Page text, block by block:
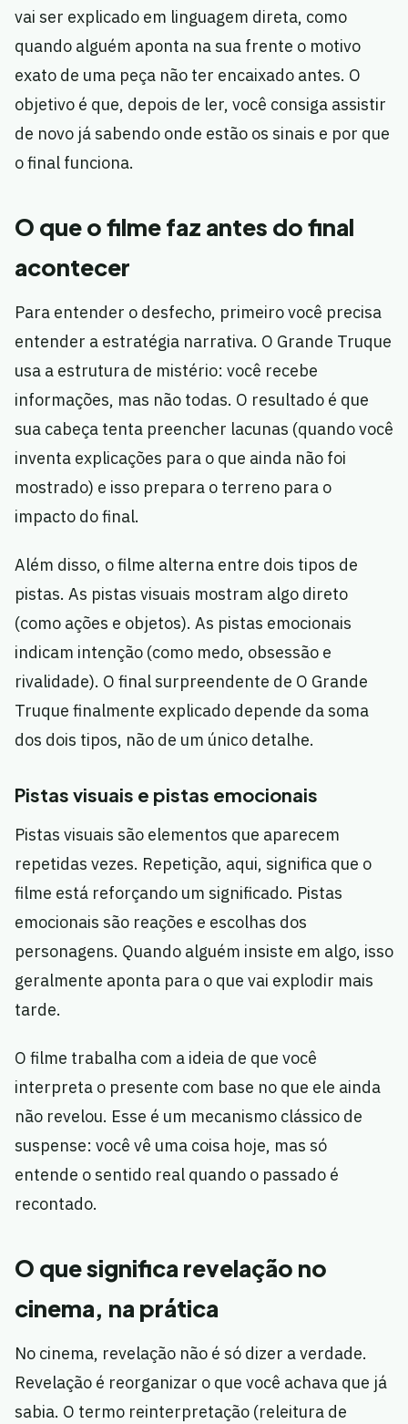
vai ser explicado em linguagem direta, como
quando alguém aponta na sua frente o motivo
exato de uma peça não ter encaixado antes. O
objetivo é que, depois de ler, você consiga assistir
de novo já sabendo onde estão os sinais e por que
o final funciona.
O que o filme faz antes do final
acontecer
Para entender o desfecho, primeiro você precisa
entender a estratégia narrativa. O Grande Truque
usa a estrutura de mistério: você recebe
informações, mas não todas. O resultado é que
sua cabeça tenta preencher lacunas (quando você
inventa explicações para o que ainda não foi
mostrado) e isso prepara o terreno para o
impacto do final.
Além disso, o filme alterna entre dois tipos de
pistas. As pistas visuais mostram algo direto
(como ações e objetos). As pistas emocionais
indicam intenção (como medo, obsessão e
rivalidade). O final surpreendente de O Grande
Truque finalmente explicado depende da soma
dos dois tipos, não de um único detalhe.
Pistas visuais e pistas emocionais
Pistas visuais são elementos que aparecem
repetidas vezes. Repetição, aqui, significa que o
filme está reforçando um significado. Pistas
emocionais são reações e escolhas dos
personagens. Quando alguém insiste em algo, isso
geralmente aponta para o que vai explodir mais
tarde.
O filme trabalha com a ideia de que você
interpreta o presente com base no que ele ainda
não revelou. Esse é um mecanismo clássico de
suspense: você vê uma coisa hoje, mas só
entende o sentido real quando o passado é
recontado.
O que significa revelação no
cinema, na prática
No cinema, revelação não é só dizer a verdade.
Revelação é reorganizar o que você achava que já
sabia. O termo reinterpretação (releitura de